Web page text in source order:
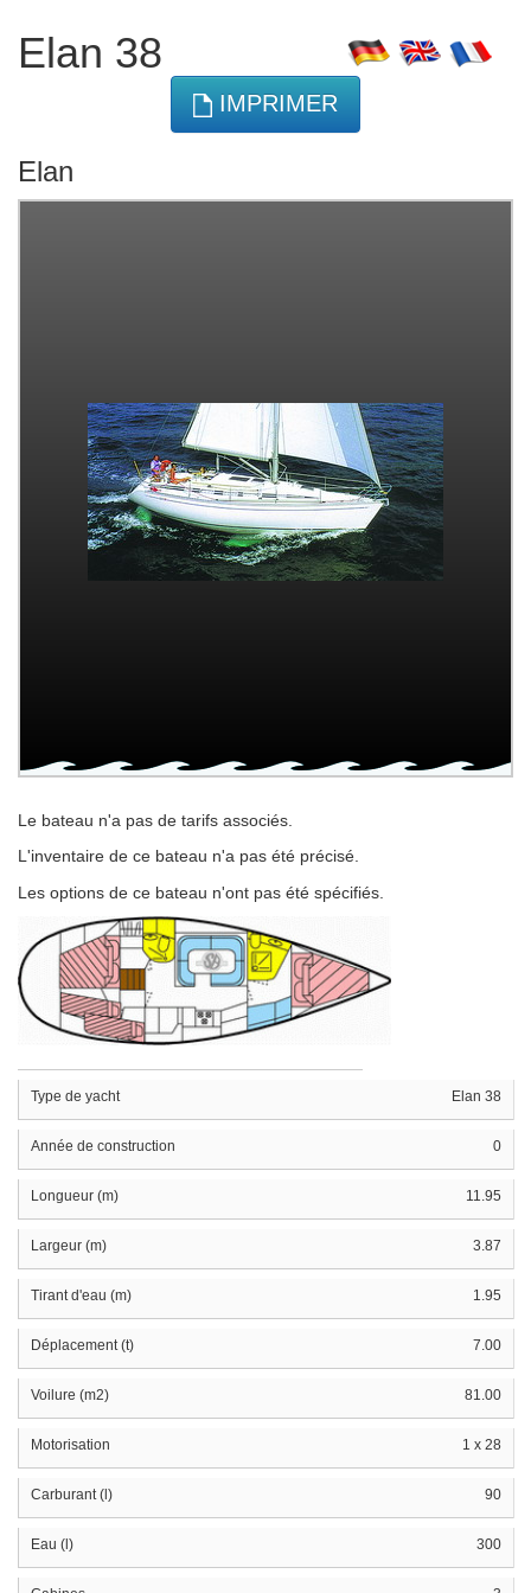
Elan 38
IMPRIMER
Elan
Le bateau n'a pas de tarifs associés.
L'inventaire de ce bateau n'a pas été précisé.
Les options de ce bateau n'ont pas été spécifiés.
Type de yacht Elan 38
Année de construction 0
Longueur (m) 11.95
Largeur (m) 3.87
Tirant d'eau (m) 1.95
Déplacement (t) 7.00
Voilure (m2) 81.00
Motorisation 1 x 28
Carburant (l) 90
Eau (l) 300